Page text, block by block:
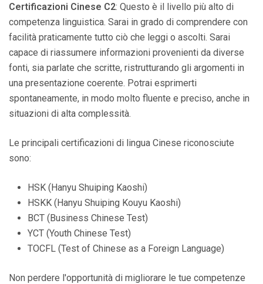
Certificazioni Cinese C2: Questo è il livello più alto di
competenza linguistica. Sarai in grado di comprendere con
facilità praticamente tutto ciò che leggi o ascolti. Sarai
capace di riassumere informazioni provenienti da diverse
fonti, sia parlate che scritte, ristrutturando gli argomenti in
una presentazione coerente. Potrai esprimerti
spontaneamente, in modo molto fluente e preciso, anche in
situazioni di alta complessità.
Le principali certificazioni di lingua Cinese riconosciute
sono:
HSK (Hanyu Shuiping Kaoshi)
HSKK (Hanyu Shuiping Kouyu Kaoshi)
BCT (Business Chinese Test)
YCT (Youth Chinese Test)
TOCFL (Test of Chinese as a Foreign Language)
Non perdere l'opportunità di migliorare le tue competenze